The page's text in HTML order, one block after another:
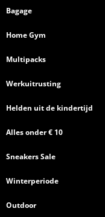
Bagage
Home Gym
Multipacks
Werkuitrusting
Helden uit de kindertijd
Alles onder € 10
Sneakers Sale
Winterperiode
Outdoor